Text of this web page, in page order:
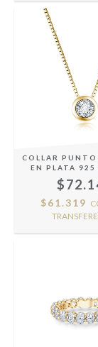
COLLAR PUNTO
EN PLATA 925
$61.319